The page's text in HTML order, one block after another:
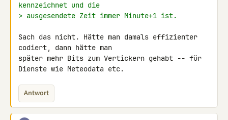
kennzeichnet und die
> ausgesendete Zeit immer Minute+1 ist.
Sach das nicht. Hätte man damals effizienter
codiert, dann hätte man
später mehr Bits zum Vertickern gehabt -- für
Dienste wie Meteodata etc.
Antwort